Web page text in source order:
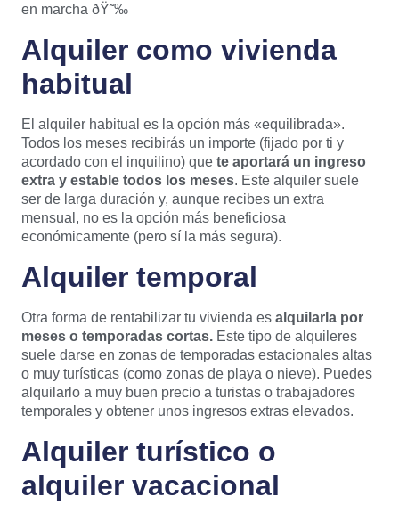
en marcha ðŸ˜‰
Alquiler como vivienda
habitual
El alquiler habitual es la opción más «equilibrada».
Todos los meses recibirás un importe (fijado por ti y
acordado con el inquilino) que te aportará un ingreso
extra y estable todos los meses. Este alquiler suele
ser de larga duración y, aunque recibes un extra
mensual, no es la opción más beneficiosa
económicamente (pero sí la más segura).
Alquiler temporal
Otra forma de rentabilizar tu vivienda es alquilarla por
meses o temporadas cortas. Este tipo de alquileres
suele darse en zonas de temporadas estacionales altas
o muy turísticas (como zonas de playa o nieve). Puedes
alquilarlo a muy buen precio a turistas o trabajadores
temporales y obtener unos ingresos extras elevados.
Alquiler turístico o
alquiler vacacional